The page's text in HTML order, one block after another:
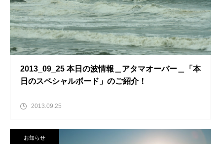
2013_09_25 本日の波情報＿アタマオーバー＿「本
日のスペシャルボード」のご紹介！
2013.09.25
お知らせ